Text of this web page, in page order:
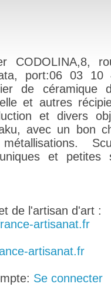
CODOLINA,8,
port:06 03 10
de céramique
et autres
et divers
avec un bon
et petites
de l'artisan d'art :
artisanat.fr
artisanat.fr
Se connecter